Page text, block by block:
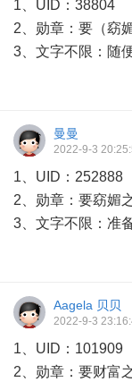
1、UID：38804
2、勋章：要（窈
3、文字不限：随
曼曼
2022-9-3
1、UID：252888
2、勋章：要窈媚
3、文字不限：准
Aagela 贝贝
2022-9-3
1、UID：101909
2、勋章：要财富